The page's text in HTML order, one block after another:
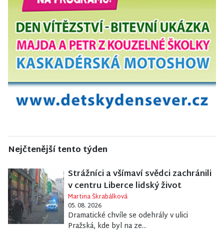
Nejčtenější tento týden
Strážníci a všímaví svědci zachránili
v centru Liberce lidský život
Martina Škrabálková
05. 08. 2026
Dramatické chvíle se odehrály v ulici
Pražská, kde byl na ze...